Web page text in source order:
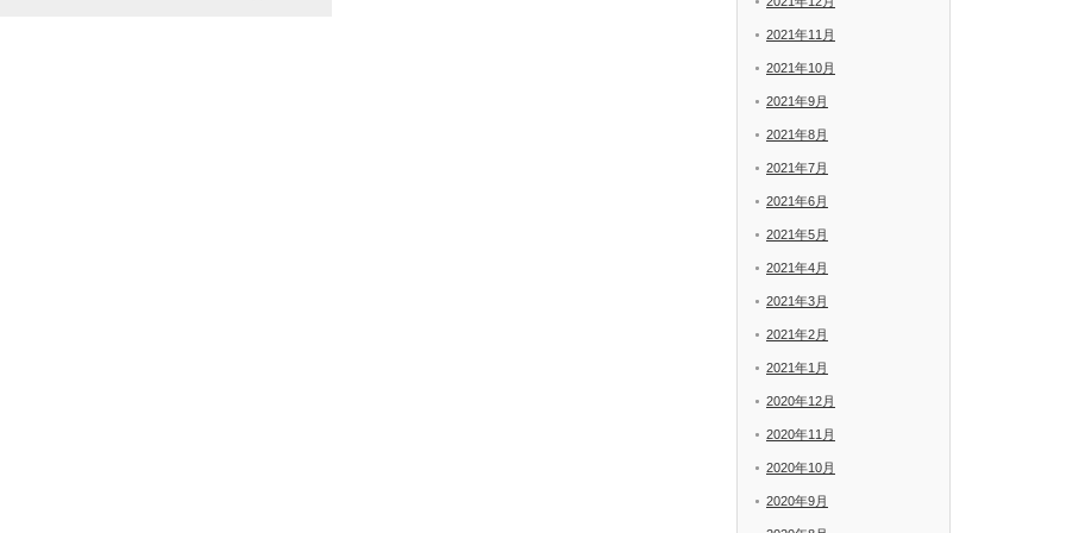
2021年11月
2021年10月
2021年9月
2021年8月
2021年7月
2021年6月
2021年5月
2021年4月
2021年3月
2021年2月
2021年1月
2020年12月
2020年11月
2020年10月
2020年9月